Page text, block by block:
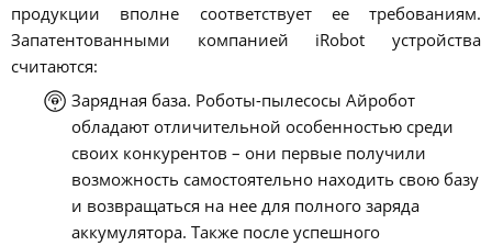
продукции вполне соответствует ее требованиям.
Запатентованными компанией iRobot устройства
считаются:
Зарядная база. Роботы-пылесосы Айробот
обладают отличительной особенностью среди
своих конкурентов – они первые получили
возможность самостоятельно находить свою базу
и возвращаться на нее для полного заряда
аккумулятора. Также после успешного